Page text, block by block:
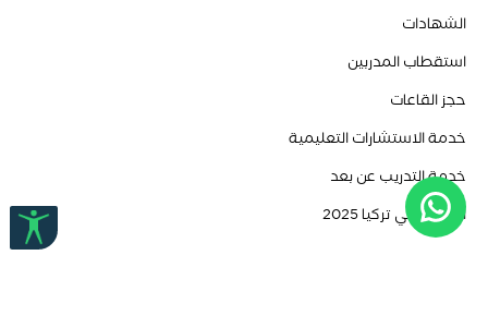
الشهادات
استقطاب المدربين
حجز القاعات
خدمة الاستشارات التعليمية
خدمة التدريب عن بعد
الدراسة في تركيا 2025